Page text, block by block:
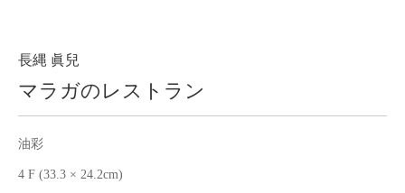
Contact
Purchase assessment
長縄 眞兒
マラガのレストラン
油彩
4 F (33.3 × 24.2cm)